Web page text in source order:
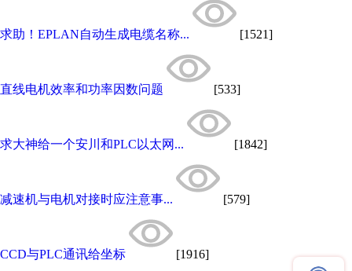
求助！EPLAN自动生成电缆名称... [1521]
直线电机效率和功率因数问题 [533]
求大神给一个安川和PLC以太网... [1842]
减速机与电机对接时应注意事... [579]
CCD与PLC通讯给坐标 [1916]